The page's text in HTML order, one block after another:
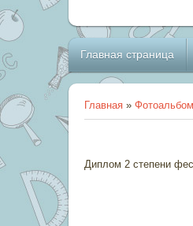
Главная страница
Главная » Фотоальбом
Диплом 2 степени